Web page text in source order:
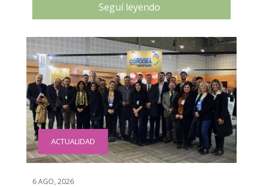
Seguí leyendo
ACTUALIDAD
6 AGO, 2026